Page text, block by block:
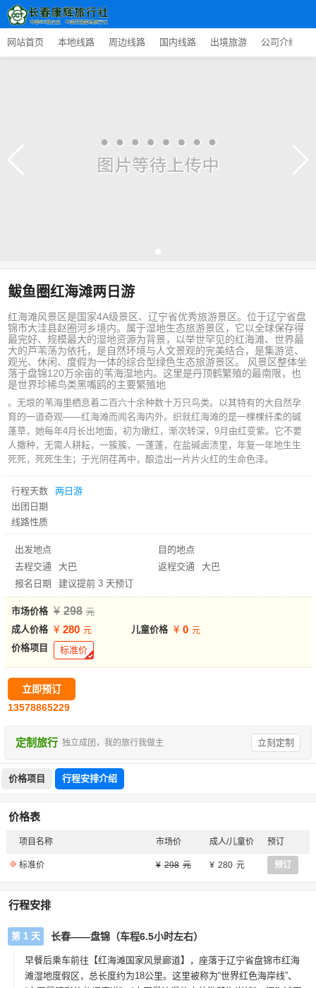
网站首页 本地线路 周边线路 国内线路 出境旅游 公司介绍
鲅鱼圈红海滩两日游
红海滩风景区是国家4A级景区、辽宁省优秀旅游景区。位于辽宁省盘
锦市大洼县赵圈河乡境内。属于湿地生态旅游景区，它以全球保存得
最完好、规模最大的湿地资源为背景，以举世罕见的红海滩、世界最
大的芦苇荡为依托，是自然环境与人文景观的完美结合，是集游览、
观光、休闲、度假为一体的综合型绿色生态旅游景区。 风景区整体坐
落于盘锦120万余亩的苇海湿地内。这里是丹顶鹤繁殖的最南限，也
是世界珍稀鸟类黑嘴鸥的主要繁殖地
。无垠的苇海里栖息着二百六十余种数十万只鸟类。以其特有的大自然孕
育的一道奇观——红海滩而闻名海内外。织就红海滩的是一棵棵纤柔的碱
蓬草，她每年4月长出地面，初为嫩红，渐次转深，9月由红变紫。它不要
人撒种，无需人耕耘，一簇簇，一蓬蓬，在盐碱卤渍里，年复一年地生生
死死，死死生生；于光阴荏苒中，酿造出一片片火红的生命色泽。
行程天数
两日游
出团日期
线路性质
出发地点
目的地点
去程交通
大巴 返程交通
大巴
报名日期
建议提前 3 天预订
市场价格 298
成人价格 280 儿童价格 0
价格项目 标准价
立即预订
13578865229
定制旅行 独立成团，我的旅行我做主 立刻定制
价格项目 行程安排介绍
价格表
项目名称 市场价 成人/儿童价 预订
标准价 298 280 预订
行程安排
第 1 天 长春——盘锦（车程6.5小时左右）
早餐后乘车前往【红海滩国家风景廊道】，座落于辽宁省盘锦市红海
滩湿地度假区，总长度约为18公里。这里被称为“世界红色海岸线”、